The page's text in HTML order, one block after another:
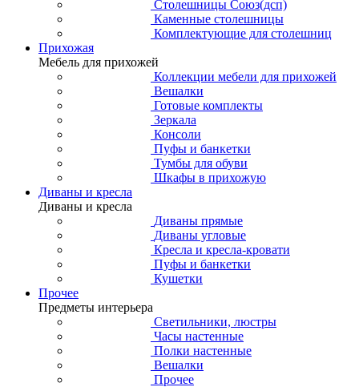
Столешницы Союз(дсп)
Каменные столешницы
Комплектующие для столешниц
Прихожая
Мебель для прихожей
Коллекции мебели для прихожей
Вешалки
Готовые комплекты
Зеркала
Консоли
Пуфы и банкетки
Тумбы для обуви
Шкафы в прихожую
Диваны и кресла
Диваны и кресла
Диваны прямые
Диваны угловые
Кресла и кресла-кровати
Пуфы и банкетки
Кушетки
Прочее
Предметы интерьера
Светильники, люстры
Часы настенные
Полки настенные
Вешалки
Прочее